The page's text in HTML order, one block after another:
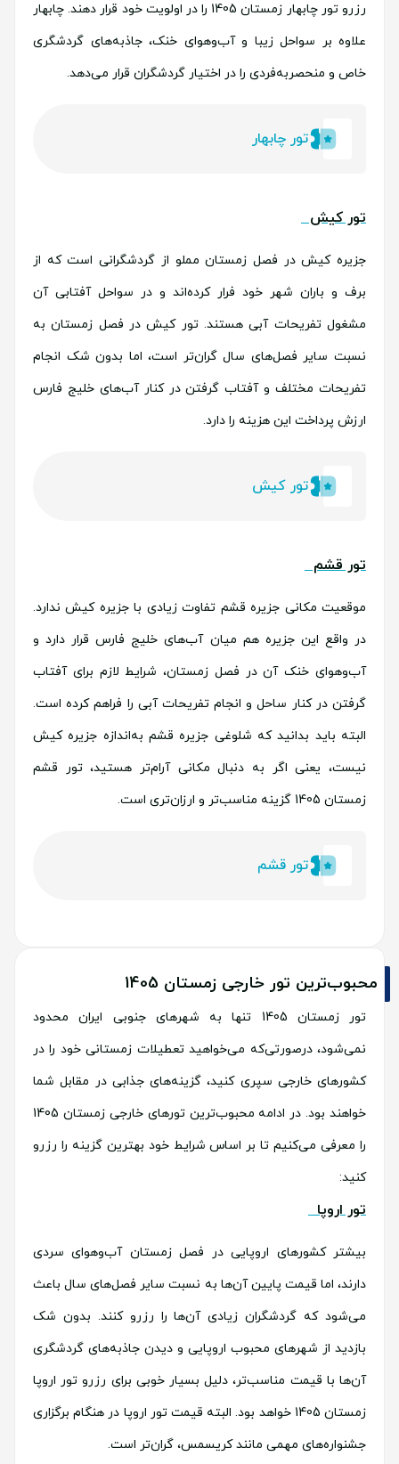
رزرو تور چابهار زمستان 1405 را در اولویت خود قرار دهند. چابهار
علاوه بر سواحل زیبا و آب‌وهوای خنک، جاذبه‌های گردشگری
خاص و منحصربه‌فردی را در اختیار گردشگران قرار می‌دهد.
تور چابهار
تور کیش
جزیره کیش در فصل زمستان مملو از گردشگرانی است که از
برف و باران شهر خود فرار کرده‌اند و در سواحل آفتابی آن
مشغول تفریحات آبی هستند. تور کیش در فصل زمستان به
نسبت سایر فصل‌های سال گران‌تر است، اما بدون شک انجام
تفریحات مختلف و آفتاب گرفتن در کنار آب‌‌های خلیج فارس
ارزش پرداخت این هزینه را دارد.
تور کیش
تور قشم
موقعیت مکانی جزیره قشم تفاوت زیادی با جزیره کیش ندارد.
در واقع این جزیره هم میان آب‌های خلیج فارس قرار دارد و
آب‌وهوای خنک آن در فصل زمستان، شرایط لازم برای آفتاب
گرفتن در کنار ساحل و انجام تفریحات آبی را فراهم کرده است.
البته باید بدانید که شلوغی جزیره قشم به‌اندازه جزیره کیش
نیست، یعنی اگر به دنبال مکانی آرام‌تر هستید، تور قشم
زمستان 1405 گزینه مناسب‌تر و ارزان‌تری است.
تور قشم
محبوب‌ترین تور خارجی زمستان 1405
تور زمستان 1405 تنها به شهرهای جنوبی ایران محدود
نمی‌شود، درصورتی‌که می‌خواهید تعطیلات زمستانی خود را در
کشورهای خارجی سپری کنید، گزینه‌های جذابی در مقابل شما
خواهند بود. در ادامه محبوب‌ترین تورهای خارجی زمستان 1405
را معرفی می‌کنیم تا بر اساس شرایط خود بهترین گزینه را رزرو
کنید:
تور اروپا
بیشتر کشورهای اروپایی در فصل زمستان آب‌وهوای سردی
دارند، اما قیمت پایین آن‌ها به نسبت سایر فصل‌های سال باعث
می‌شود که گردشگران زیادی آن‌ها را رزرو کنند. بدون شک
بازدید از شهرهای محبوب اروپایی و دیدن جاذبه‌های گردشگری
آن‌ها با قیمت مناسب‌تر، دلیل بسیار خوبی برای رزرو تور اروپا
زمستان 1405 خواهد بود. البته قیمت تور اروپا در هنگام برگزاری
جشنواره‌های مهمی مانند کریسمس، گران‌تر است.